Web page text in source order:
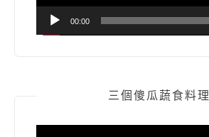
00:00
三個傻瓜蔬食料理